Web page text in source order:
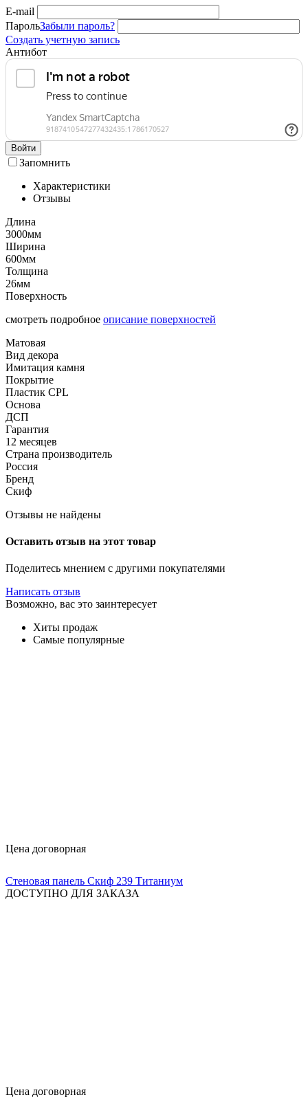
E-mail
ПарольЗабыли пароль?
Создать учетную запись
Антибот
Войти
Запомнить
Характеристики
Отзывы
Длина
3000мм
Ширина
600мм
Толщина
26мм
Поверхность
смотреть подробное описание поверхностей
Матовая
Вид декора
Имитация камня
Покрытие
Пластик CPL
Основа
ДСП
Гарантия
12 месяцев
Страна производитель
Россия
Бренд
Скиф
Отзывы не найдены
Оставить отзыв на этот товар
Поделитесь мнением с другими покупателями
Написать отзыв
Возможно, вас это заинтересует
Хиты продаж
Самые популярные
Цена договорная
Стеновая панель Скиф 239 Титаниум
ДОСТУПНО ДЛЯ ЗАКАЗА
Цена договорная